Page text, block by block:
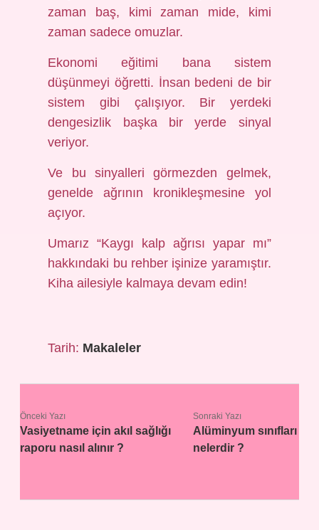
zaman baş, kimi zaman mide, kimi
zaman sadece omuzlar.
Ekonomi eğitimi bana sistem
düşünmeyi öğretti. İnsan bedeni de bir
sistem gibi çalışıyor. Bir yerdeki
dengesizlik başka bir yerde sinyal
veriyor.
Ve bu sinyalleri görmezden gelmek,
genelde ağrının kronikleşmesine yol
açıyor.
Umarız “Kaygı kalp ağrısı yapar mı”
hakkındaki bu rehber işinize yaramıştır.
Kiha ailesiyle kalmaya devam edin!
Tarih: Makaleler
Önceki Yazı
Vasiyetname için akıl sağlığı
raporu nasıl alınır ?
Sonraki Yazı
Alüminyum sınıfları
nelerdir ?